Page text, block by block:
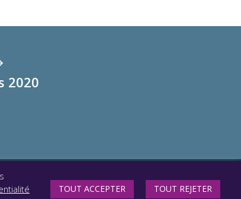
2020
SUIVEZ-NOUS
TOUT ACCEPTER TOUT REJETER